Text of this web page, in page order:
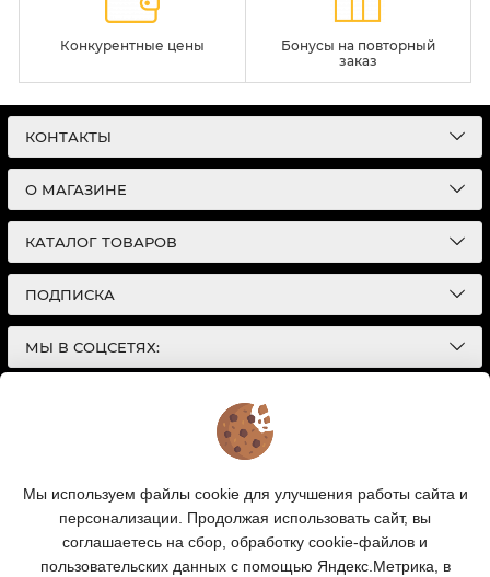
Конкурентные цены
Бонусы на повторный
заказ
КОНТАКТЫ
О МАГАЗИНЕ
КАТАЛОГ ТОВАРОВ
ПОДПИСКА
МЫ В СОЦСЕТЯХ:
Интернет-магазин автотоваров в Екатеринбурге
| Разработка сайтов |
Политика конфиденциальности
интернет-сайт носит исключительно
информационный характер и ни при каких условиях
информационные материалы и цены, размещенные на
сайте, не являются публичной офертой, определяемой
Мы используем файлы cookie для улучшения работы сайта и
персонализации. Продолжая использовать сайт, вы
соглашаетесь на сбор, обработку cookie-файлов и
пользовательских данных с помощью Яндекс.Метрика, в